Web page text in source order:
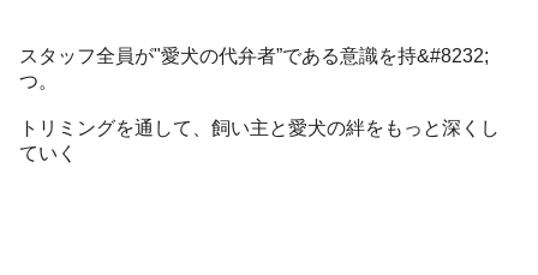
スタッフ全員が"愛犬の代弁者”である意識を持&#8232;
つ。
トリミングを通して、飼い主と愛犬の絆をもっと深くし
ていく